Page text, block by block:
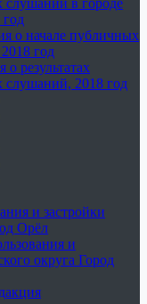
в городе
о начале публичных
год
о результатах
слушаний, 2018 год
и застройки
Орёл
и
округа Город